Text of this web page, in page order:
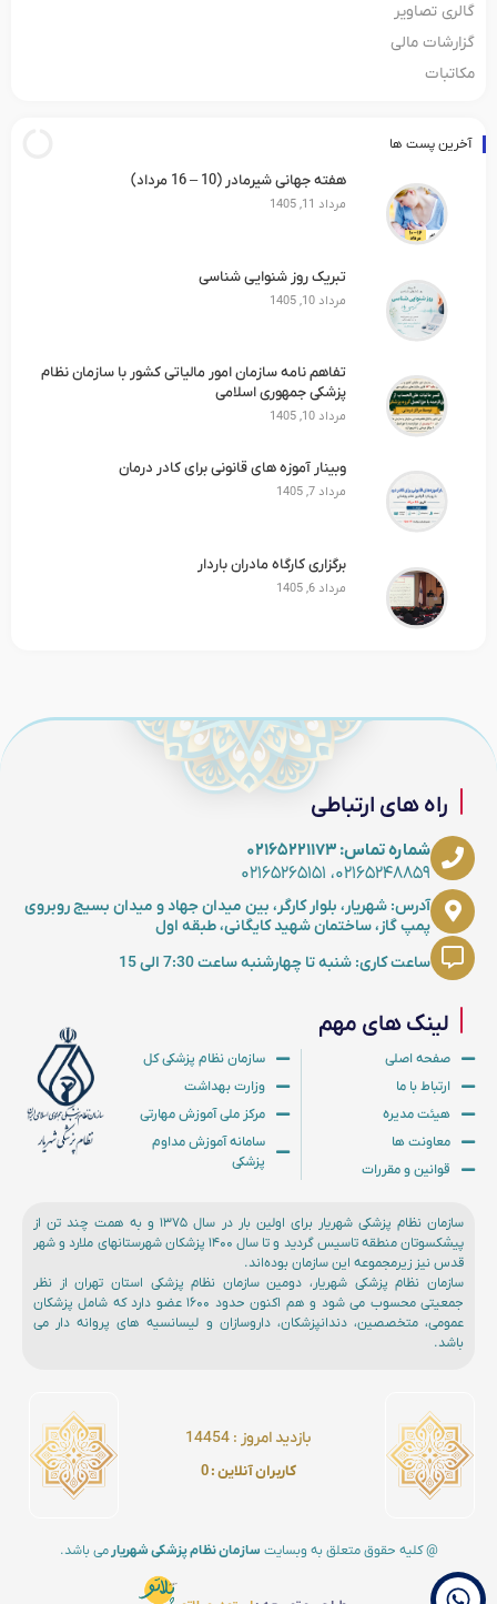
گالری تصاویر
گزارشات مالی
مکاتبات
آخرین پست ها
هفته جهانی شیرمادر (10 – 16 مرداد)
مرداد 11, 1405
تبریک روز شنوایی شناسی
مرداد 10, 1405
تفاهم نامه سازمان امور مالیاتی کشور با سازمان نظام
پزشکی جمهوری اسلامی
مرداد 10, 1405
وبینار آموزه های قانونی برای کادر درمان
مرداد 7, 1405
برگزاری کارگاه مادران باردار
مرداد 6, 1405
لینک های مهم
صفحه اصلی
ارتباط با ما
هیئت مدیره
معاونت ها
قوانین و مقررات
سازمان نظام پزشکی کل
وزارت بهداشت
مرکز ملی آموزش مهارتی
سامانه آموزش مداوم
پزشکی
راه های ارتباطی
شماره تماس: ۰۲۱۶۵۲۲۱۱۷۳
۰۲۱۶۵۲۴۸۸۵۹، ۰۲۱۶۵۲۶۵۱۵۱
آدرس: شهریار، بلوار کارگر، بین میدان جهاد و میدان بسیج روبروی
پمپ گاز، ساختمان شهید کایگانی، طبقه اول
ساعت کاری: شنبه تا چهارشنبه ساعت 7:30 الی 15
سازمان نظام پزشکی شهریار برای اولین بار در سال ۱۳۷۵ و به همت چند تن از
پیشکسوتان منطقه تاسیس گردید و تا سال ۱۴۰۰ پزشکان شهرستانهای ملارد و شهر
قدس نیز زیرمجموعه این سازمان بوده‌اند.
سازمان نظام پزشکی شهریار، دومین سازمان نظام پزشکی استان تهران از نظر
جمعیتی محسوب می شود و هم اکنون حدود ۱۶۰۰ عضو دارد که شامل پزشکان
عمومی، متخصصین، دندانپزشکان، داروسازان و لیسانسیه های پروانه دار می
باشد.
بازدید امروز :‌ 14454
کاربران آنلاین : 0
@ کلیه حقوق متعلق به وبسایت سازمان نظام پزشکی شهریارمی باشد.